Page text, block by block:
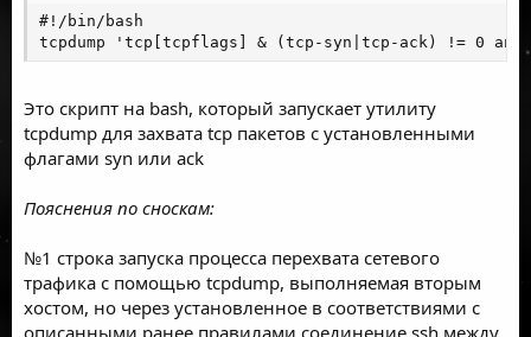
#!/bin/bash
tcpdump 'tcp[tcpflags] & (tcp-syn|tcp-ack) != 0
Это скрипт на bash, который запускает утилиту
tcpdump для захвата tcp пакетов с установленными
флагами syn или ack
Пояснения по сноскам:
№1 строка запуска процесса перехвата сетевого
трафика с помощью tcpdump, выполняемая вторым
хостом, но через установленное в соответствиями с
описанными ранее правилами соединение ssh между